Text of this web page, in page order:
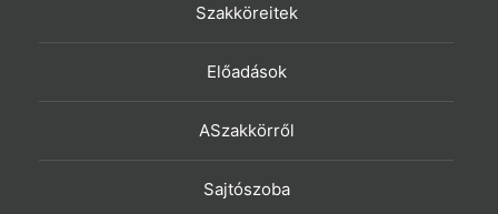
Szakköreitek
Előadások
ASzakkörről
Sajtószoba